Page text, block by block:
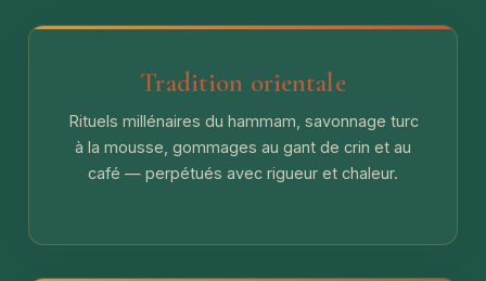
Tradition orientale
Rituels millénaires du hammam, savonnage turc
à la mousse, gommages au gant de crin et au
café — perpétués avec rigueur et chaleur.